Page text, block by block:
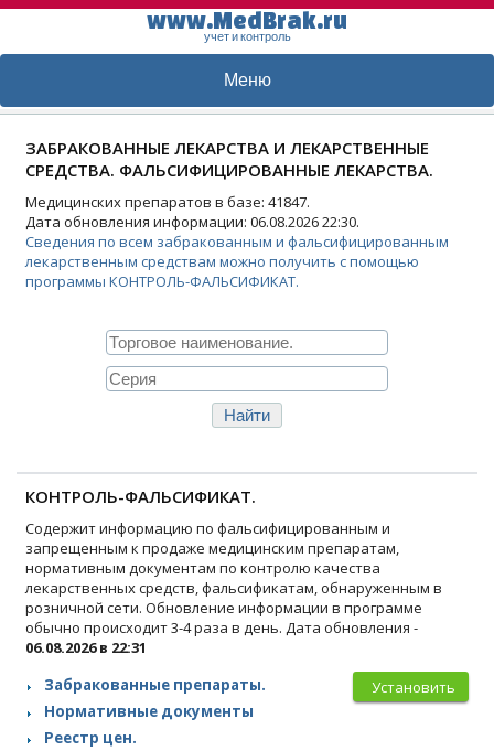
www.MedBrak.ru
учет и контроль
Меню
ЗАБРАКОВАННЫЕ ЛЕКАРСТВА И ЛЕКАРСТВЕННЫЕ
СРЕДСТВА. ФАЛЬСИФИЦИРОВАННЫЕ ЛЕКАРСТВА.
Медицинских препаратов в базе: 41847.
Дата обновления информации: 06.08.2026 22:30.
Сведения по всем забракованным и фальсифицированным
лекарственным средствам можно получить с помощью
программы КОНТРОЛЬ-ФАЛЬСИФИКАТ.
КОНТРОЛЬ-ФАЛЬСИФИКАТ.
Содержит информацию по фальсифицированным и
запрещенным к продаже медицинским препаратам,
нормативным документам по контролю качества
лекарственных средств, фальсификатам, обнаруженным в
розничной сети. Обновление информации в программе
обычно происходит 3-4 раза в день. Дата обновления -
06.08.2026 в 22:31
Установить
Забракованные препараты.
Нормативные документы
Реестр цен.